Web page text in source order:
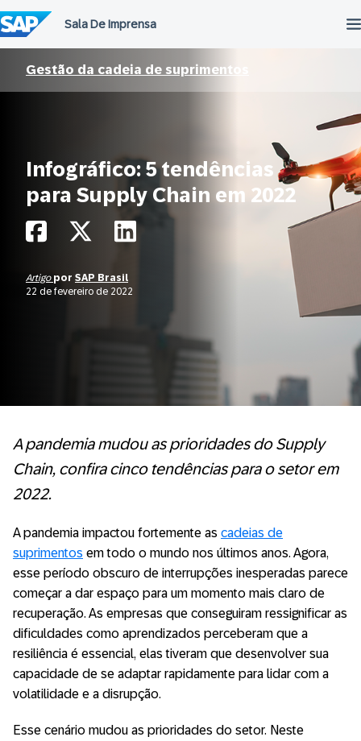
para
o
conteúdo
Gestão da cadeia de suprimentos
Infográfico: 5 tendências
para Supply Chain em 2022
Artigo por SAP Brasil
22 de fevereiro de 2022
A pandemia mudou as prioridades do Supply
Chain, confira cinco tendências para o setor em
2022.
A pandemia impactou fortemente as cadeias de
suprimentos em todo o mundo nos últimos anos. Agora,
esse período obscuro de interrupções inesperadas parece
começar a dar espaço para um momento mais claro de
recuperação. As empresas que conseguiram ressignificar as
dificuldades como aprendizados perceberam que a
resiliência é essencial, elas tiveram que desenvolver sua
capacidade de se adaptar rapidamente para lidar com a
volatilidade e a disrupção.
Esse cenário mudou as prioridades do setor. Neste